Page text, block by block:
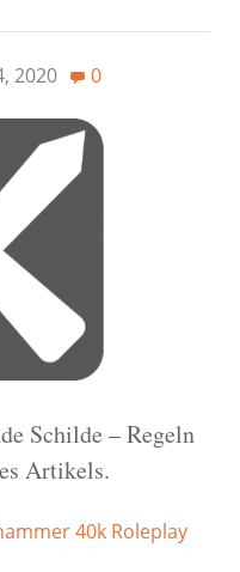
2020 0
Schilde – Regeln
Artikels.
40k Roleplay